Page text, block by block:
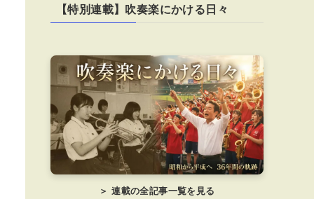
【特別連載】吹奏楽にかける日々
＞ 連載の全記事一覧を見る